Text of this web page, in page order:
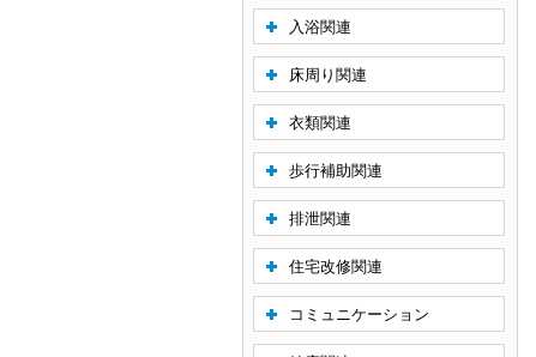
入浴関連
床周り関連
衣類関連
歩行補助関連
排泄関連
住宅改修関連
コミュニケーション